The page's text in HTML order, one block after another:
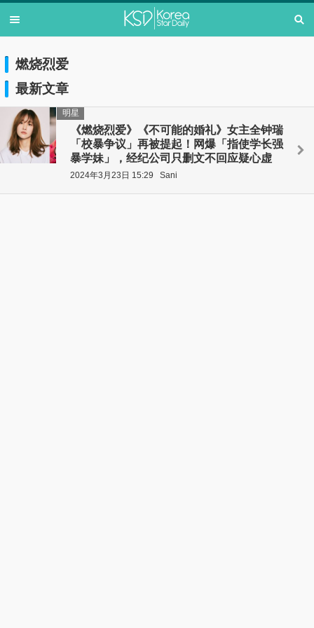
燃烧烈爱
最新文章
《燃烧烈爱》《不可能的婚礼》女主全钟瑞
「校暴争议」再被提起！网爆「指使学长强
暴学妹」，经纪公司只删文不回应疑心虚
明星
2024年3月23日 15:29 Sani